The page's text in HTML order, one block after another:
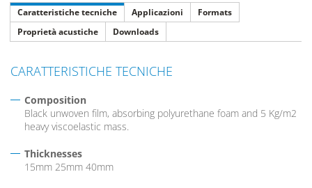
Caratteristiche tecniche Applicazioni
Formats
Proprietà acustiche
Downloads
CARATTERISTICHE TECNICHE
Composition
Black unwoven film, absorbing polyurethane foam and 5 Kg/m2
heavy viscoelastic mass.
Thicknesses
15mm 25mm 40mm